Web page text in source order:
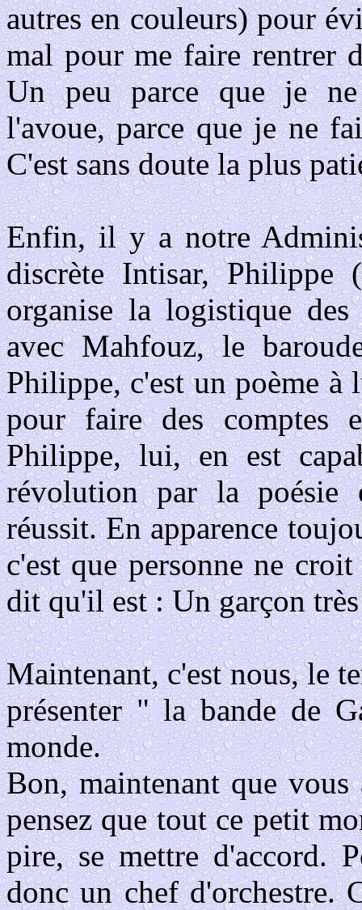
autres en couleurs) pour
mal pour me faire rentrer
Un peu parce que je ne
l'avoue, parce que je ne
C'est sans doute la plus
Enfin, il y a notre
discrète Intisar, Philippe
organise la logistique des
avec Mahfouz, le
Philippe, c'est un poème à
pour faire des comptes
Philippe, lui, en est
révolution par la poésie
réussit. En apparence
c'est que personne ne
dit qu'il est : Un garçon
Maintenant, c'est nous, le
présenter " la bande de
monde.
Bon, maintenant que
pensez que tout ce petit
pire, se mettre d'accord.
donc un chef d'orchestre.